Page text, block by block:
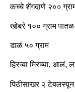
कच्चे शेंगदाणे २००
खोबरे १०० ग्राम
डाळं ५० ग्राम
हिरव्या मिरच्या, आलं,
पिठीसाखर २ टेबलस्पून